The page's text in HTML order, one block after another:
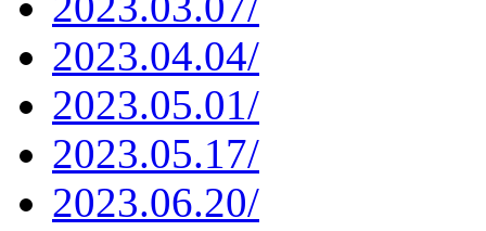
2023.04.04/
2023.05.01/
2023.05.17/
2023.06.20/